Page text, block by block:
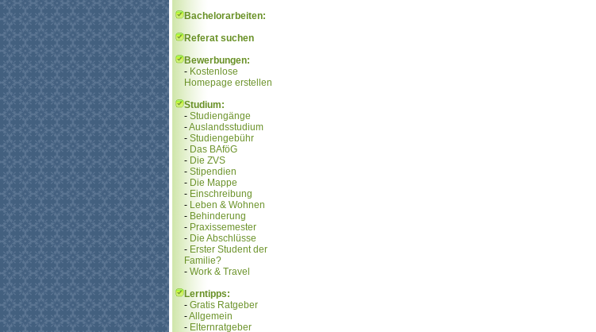
Bachelorarbeiten:
Referat suchen
Bewerbungen:
- Kostenlose
Homepage erstellen
Studium:
- Studiengänge
-Auslandsstudium
- Studiengebühr
- Das BAföG
- Die ZVS
- Stipendien
- Die Mappe
- Einschreibung
- Leben & Wohnen
- Behinderung
- Praxissemester
- Die Abschlüsse
- Erster Student der
Familie?
- Work & Travel
Lerntipps:
- Gratis Ratgeber
-Allgemein
- Elternratgeber